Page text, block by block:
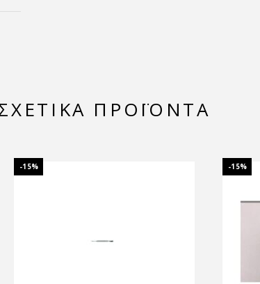
ΠΡΟΪΌΝΤΑ
-15% -15%